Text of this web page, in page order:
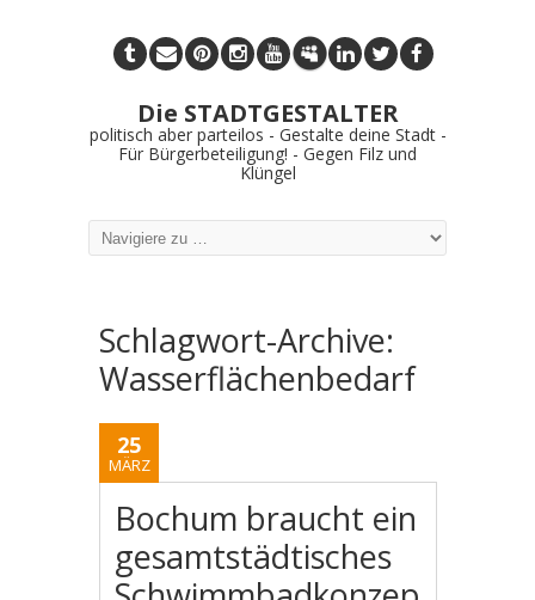
Die STADTGESTALTER
politisch aber parteilos - Gestalte deine Stadt -
Für Bürgerbeteiligung! - Gegen Filz und
Klüngel
Schlagwort-Archive:
Wasserflächenbedarf
25
MÄRZ
Bochum braucht ein
gesamtstädtisches